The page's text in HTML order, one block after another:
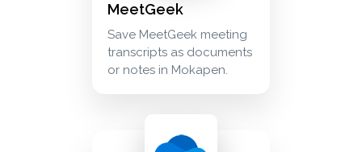
MeetGeek
Save MeetGeek meeting
transcripts as documents
or notes in Mokapen.
microsoft onedrive teilen sie ihre dateien
cloud_storage